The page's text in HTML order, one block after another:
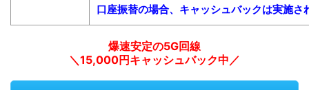
口座振替の場合、キャッシュバックは実施さ
爆速安定の5G回線
＼15,000円キャッシュバック中／